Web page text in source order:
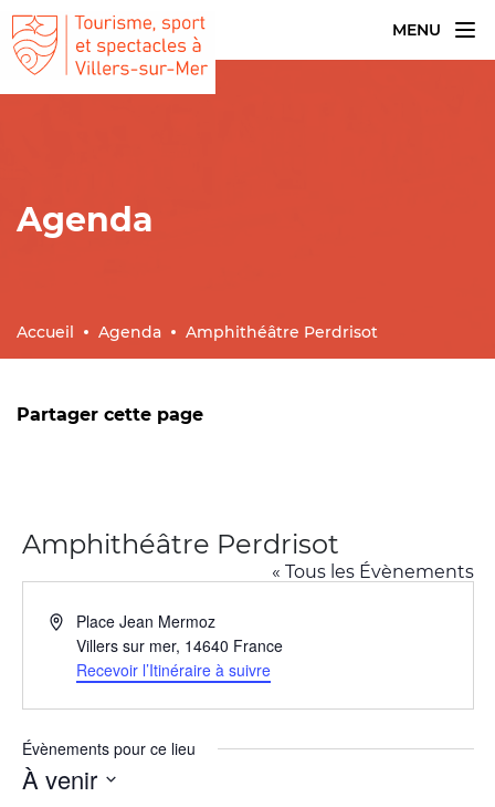
MENU
Accueil Agenda Amphithéâtre Perdrisot
Agenda
Partager cette page
Amphithéâtre Perdrisot
« Tous les Évènements
AdressePlace Jean Mermoz
Villers sur mer, 14640 France
Recevoir l’Itinéraire à suivre
Évènements pour ce lieu
À venir